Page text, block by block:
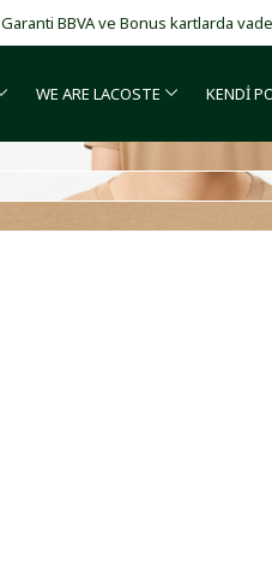
Garanti BBVA ve Bonus kartlarda
WE ARE LACOSTE KENDİ